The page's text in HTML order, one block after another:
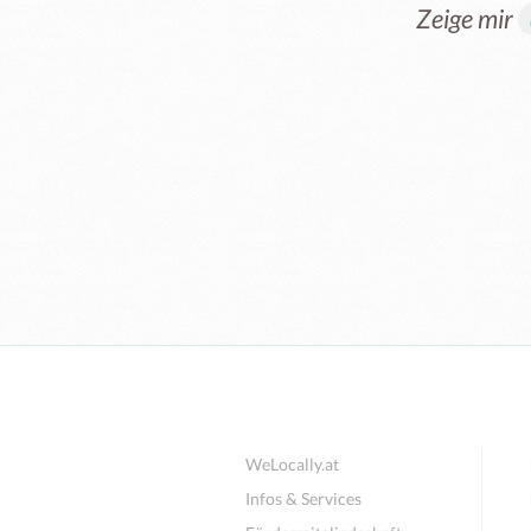
Zeige mir
WeLocally.at
Infos & Services